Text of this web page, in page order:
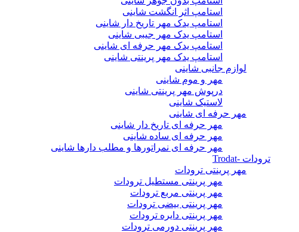
استامپ اثر انگشت شاینی
استامپ یدک مهر تاریخ دار شاینی
استامپ یدک مهر جیبی شاینی
استامپ یدک مهر حرفه ای شاینی
استامپ یدک مهر پرینتی شاینی
لوازم جانبی شاینی
مهر و موم شاینی
درپوش مهر پرینتی شاینی
لاستیک شاینی
مهر حرفه ای شاینی
مهر حرفه ای تاریخ دار شاینی
مهر حرفه ای ساده شاینی
مهر حرفه ای نمراتورها و مطلب دارها شاینی
ترودات -Trodat
مهر پرینتی ترودات
مهر پرینتی مستطیل ترودات
مهر پرینتی مربع ترودات
مهر پرینتی بیضی ترودات
مهر پرینتی دایره ترودات
مهر پرینتی دورمی ترودات